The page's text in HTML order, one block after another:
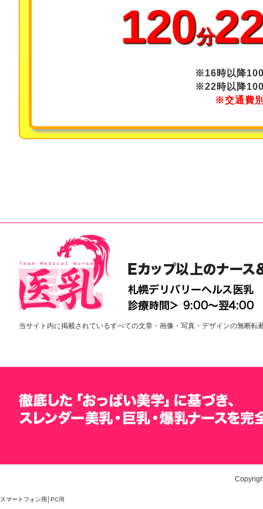
120分
※16時以降
※22時以降
※交通費
当サイト内に掲載されているすべての文章・画像・写真・デザインの無断
スマートフォン用 │PC用